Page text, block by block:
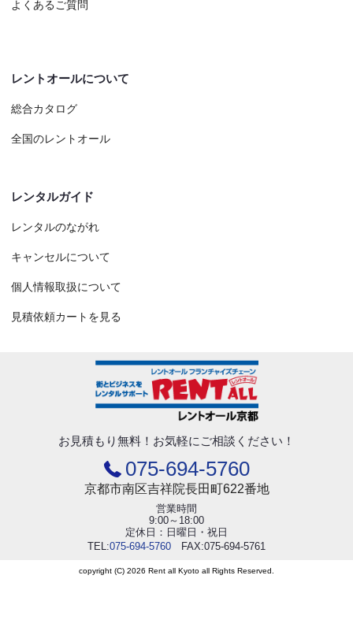
よくあるご質問
レントオールについて
総合カタログ
全国のレントオール
レンタルガイド
レンタルのながれ
キャンセルについて
個人情報取扱について
見積依頼カートを見る
お見積もり無料！ お気軽にご相談ください！
075-694-5760
京都市南区吉祥院長田町622番地
営業時間
9:00～18:00
定休日：日曜日・祝日
TEL:075-694-5760 FAX:075-694-5761
copyright (C) 2026 Rent all Kyoto all Rights Reserved.